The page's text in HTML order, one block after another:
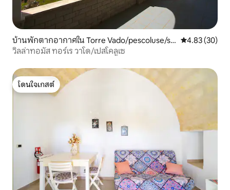
บ้านพักตากอากาศใน Torre Vado/pescoluse/sa
nta Maria di leuca torre vado/san gregorio
คะแนนเฉลี่ย
4.83 (30)
วิลล่าทอมัส ทอร์เร วาโด/เปสโคลูเซ
โดนใจเกสต์
โดนใจเกสต์